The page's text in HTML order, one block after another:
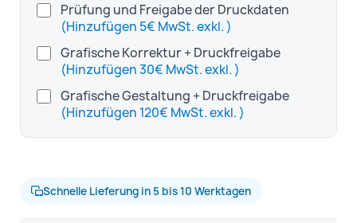
Prüfung und Freigabe der Druckdaten
(Hinzufügen 5€ MwSt. exkl. )
Grafische Korrektur + Druckfreigabe
(Hinzufügen 30€ MwSt. exkl. )
Grafische Gestaltung + Druckfreigabe
(Hinzufügen 120€ MwSt. exkl. )
Schnelle Lieferung in 5 bis 10 Werktagen